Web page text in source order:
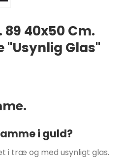
89 40x50 Cm.
"Usynlig Glas"
i guld?
i træ og med usynligt glas.